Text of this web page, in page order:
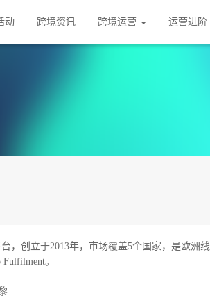
动 跨境资讯 跨境运营 运营进阶
，创立于2013年，市场覆盖5个国家，是欧洲线
。